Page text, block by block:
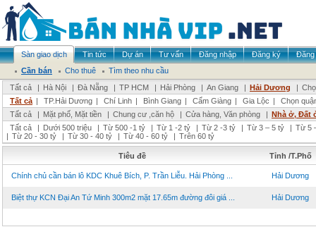
Sàn giao dịch Tin tức Dự án Tư vấn Đăng nhập Đăng ký
Đăng
Cần bán
Cho thuê
Tìm theo nhu cầu
Tất cả
| Hà Nội | Đà Nẵng | TP HCM | Hải Phòng | An Giang | Hải Dương |
Tất cả | TP.Hải Dương | Chí Linh | Bình Giang | Cẩm Giàng | Gia Lộc |
Chọn
Tất cả
| Mặt phố, Mặt tiền | Chung cư ,căn hộ | Cửa hàng, Văn phòng | Nhà ở, Đất
Tất cả
| Dưới 500 triệu | Từ 500 -1 tỷ | Từ 1 -2 tỷ | Từ 2 -3 tỷ | Từ 3 – 5 tỷ | Từ 5
| Từ 20 - 30 tỷ | Từ 30 - 40 tỷ | Từ 40 - 60 tỷ | Trên 60 tỷ
Tiêu đề Tỉnh /T.Phố
Chính chủ cần bán lô KDC Khuê Bích, P. Trần Liễu. Hải Phòng ... Hải Dương
Biệt thự KCN Đại An Tứ Minh 300m2 mặt 17.65m đường đôi giá ... Hải Dương